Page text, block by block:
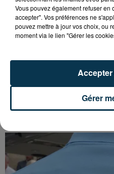
QUI EST CET ANCIEN
Vous pouvez également refuser en
accepter". Vos préférences ne
pouvez mettre à jour vos choix, ou
moment via le lien "Gérer les
Gérer